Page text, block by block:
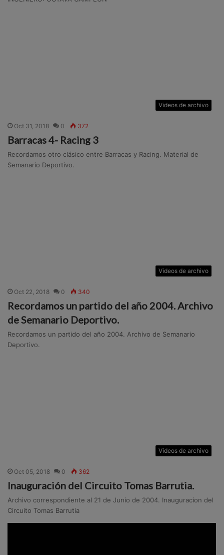
Videos de archivo
Oct 31, 2018 0 372
Barracas 4- Racing 3
Recordamos otro clásico entre Barracas y Racing. Material de
Semanario Deportivo.
Videos de archivo
Oct 22, 2018 0 340
Recordamos un partido del año 2004. Archivo
de Semanario Deportivo.
Recordamos un partido del año 2004. Archivo de Semanario
Deportivo.
Videos de archivo
Oct 05, 2018 0 362
Inauguración del Circuito Tomas Barrutia.
Archivo correspondiente al 21 de Junio de 2004. Inauguracion del
Circuito Tomas Barrutia